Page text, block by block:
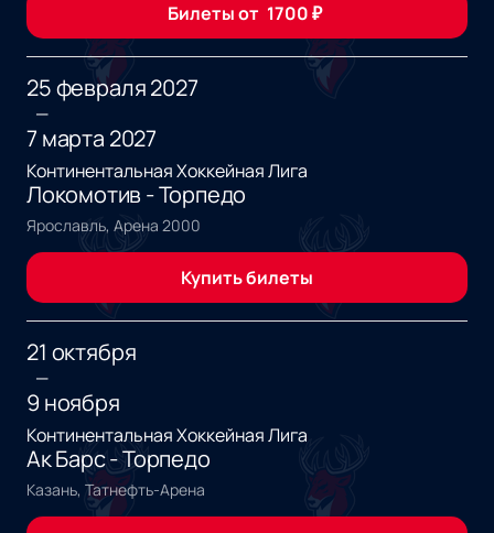
Билеты от 1700₽
25 февраля 2027
—
7 марта 2027
Континентальная Хоккейная Лига
Локомотив - Торпедо
Ярославль, Арена 2000
Купить билеты
21 октября
—
9 ноября
Континентальная Хоккейная Лига
Ак Барс - Торпедо
Казань, Татнефть-Арена